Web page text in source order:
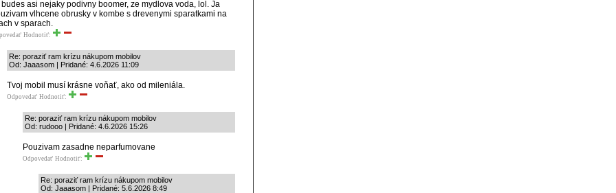
budes asi nejaky podivny boomer, ze mydlova voda, lol. Ja
vlhcene obrusky v kombe s drevenymi sparatkami na
v sparach.
Hodnotiť:
Re: poraziť ram krízu nákupom mobilov
Od: Jaaasom | Pridané: 4.6.2026 11:09
Tvoj mobil musí krásne voňať, ako od mileniála.
Odpovedať Hodnotiť:
Re: poraziť ram krízu nákupom mobilov
Od: rudooo | Pridané: 4.6.2026 15:26
Pouzivam zasadne neparfumovane
Odpovedať Hodnotiť:
Re: poraziť ram krízu nákupom mobilov
Od: Jaaasom | Pridané: 5.6.2026 8:49